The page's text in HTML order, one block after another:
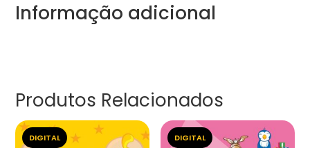
Informação adicional
Produtos Relacionados
DIGITAL DIGITAL